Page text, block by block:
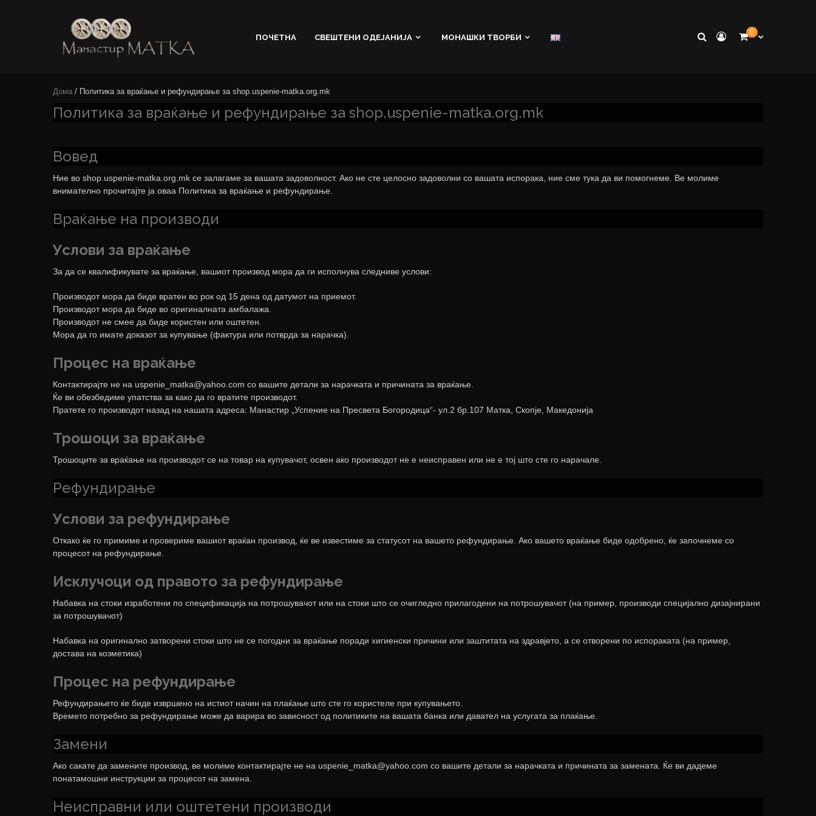
Matka
ПОЧЕТНА СВЕШТЕНИ ОДЕЈАНИЈА МОНАШКИ ТВОРБИ
0
Дома / Политика за враќање и рефундирање за shop.uspenie-matka.org.mk
Политика за враќање и рефундирање за shop.uspenie-matka.org.mk
Вовед
Ние во shop.uspenie-matka.org.mk се залагаме за вашата задоволност. Ако не сте целосно задоволни со вашата испорака, ние сме тука да ви помогнеме. Ве молиме
внимателно прочитајте ја оваа Политика за враќање и рефундирање.
Враќање на производи
Услови за враќање
За да се квалификувате за враќање, вашиот производ мора да ги исполнува следниве услови:
Производот мора да биде вратен во рок од 15 дена од датумот на приемот.
Производот мора да биде во оригиналната амбалажа.
Производот не смее да биде користен или оштетен.
Мора да го имате доказот за купување (фактура или потврда за нарачка).
Процес на враќање
Контактирајте не на uspenie_matka@yahoo.com со вашите детали за нарачката и причината за враќање.
Ќе ви обезбедиме упатства за како да го вратите производот.
Пратете го производот назад на нашата адреса: Манастир „Успение на Пресвета Богородица“- ул.2 бр.107 Матка, Скопје, Македонија
Трошоци за враќање
Трошоците за враќање на производот се на товар на купувачот, освен ако производот не е неисправен или не е тој што сте го нарачале.
Рефундирање
Услови за рефундирање
Откако ќе го примиме и провериме вашиот враќан производ, ќе ве известиме за статусот на вашето рефундирање. Ако вашето враќање биде одобрено, ќе започнеме со
процесот на рефундирање.
Исклучоци од правото за рефундирање
Набавка на стоки изработени по спецификација на потрошувачот или на стоки што се очигледно прилагодени на потрошувачот (на пример, производи специјално дизајнирани
за потрошувачот)
Набавка на оригинално затворени стоки што не се погодни за враќање поради хигиенски причини или заштитата на здравјето, а се отворени по испораката (на пример,
достава на козметика)
Процес на рефундирање
Рефундирањето ќе биде извршено на истиот начин на плаќање што сте го користеле при купувањето.
Времето потребно за рефундирање може да варира во зависност од политиките на вашата банка или давател на услугата за плаќање.
Замени
Ако сакате да замените производ, ве молиме контактирајте не на uspenie_matka@yahoo.com со вашите детали за нарачката и причината за замената. Ќе ви дадеме
понатамошни инструкции за процесот на замена.
Неисправни или оштетени производи